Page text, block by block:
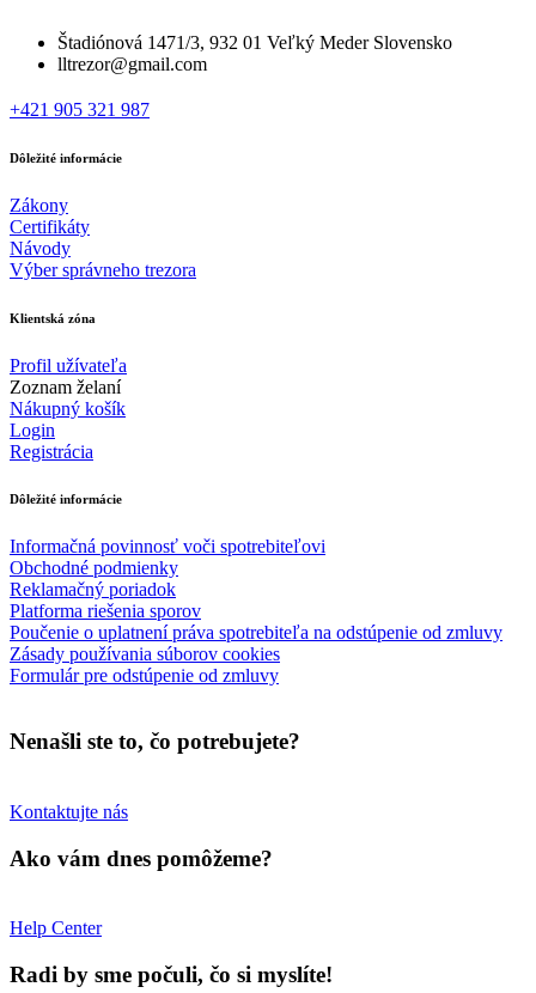
Štadiónová 1471/3, 932 01 Veľký Meder Slovensko
lltrezor@gmail.com
+421 905 321 987
Dôležité informácie
Zákony
Certifikáty
Návody
Výber správneho trezora
Klientská zóna
Profil užívateľa
Zoznam želaní
Nákupný košík
Login
Registrácia
Dôležité informácie
Informačná povinnosť voči spotrebiteľovi
Obchodné podmienky
Reklamačný poriadok
Platforma riešenia sporov
Poučenie o uplatnení práva spotrebiteľa na odstúpenie od zmluvy
Zásady používania súborov cookies
Formulár pre odstúpenie od zmluvy
Nenašli ste to, čo potrebujete?
Kontaktujte nás
Ako vám dnes pomôžeme?
Help Center
Radi by sme počuli, čo si myslíte!